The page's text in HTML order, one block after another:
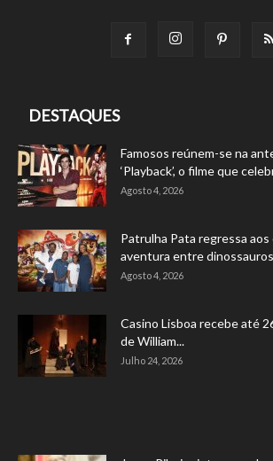
DESTAQUES
Famosos reúnem-se na
‘Playback’, o filme que
Agosto 4, 2026
Patrulha Pata regressa aos
aventura entre dinossauros
Agosto 4, 2026
Casino Lisboa recebe até
de William...
Julho 24, 2026